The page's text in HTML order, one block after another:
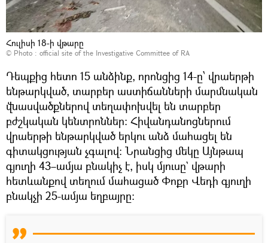
Հուլիսի 18-ի վթարը
© Photo : official site of the Investigative Committee of RA
Դեպքից հետո 15 անձինք, որոնցից 14-ը՝ վրաերթի
ենթարկված, տարբեր աստիճանների մարմնական
վնասվածքներով տեղափոխվել են տարբեր
բժշկական կենտրոններ։ Հիվանդանոցներում
վրաերթի ենթարկված երկու անձ մահացել են
գիտակցության չգալով: Նրանցից մեկը Այնթապ
գյուղի 43–ամյա բնակիչ է, իսկ մյուսը` վթարի
հետևանքով տեղում մահացած Փոքր Վեդի գյուղի
բնակչի 25-ամյա եղբայրը։